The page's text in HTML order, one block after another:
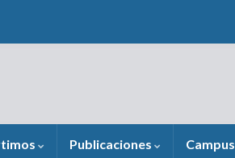
Publicaciones Campus